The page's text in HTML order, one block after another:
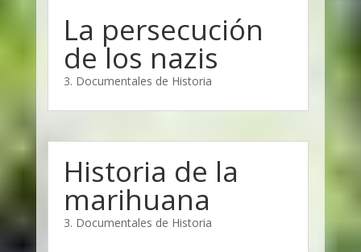
La persecución
de los nazis
3. Documentales de Historia
Historia de la
marihuana
3. Documentales de Historia